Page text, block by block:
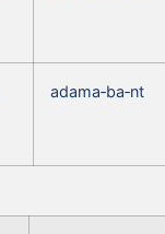
adama‑ba‑nt